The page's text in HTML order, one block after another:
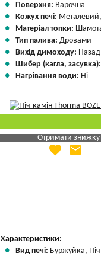
Поверхня: Варочна
Кожух печі:
Матеріал топки:
Тип палива: Дровами
Вихід димоходу: Назад
Шибер (кагла,
Нагрівання води: Ні
Отримати знижку
Яка Ваша ціна
favorite email
Характеристики:
Вид печі: Буржуйка,